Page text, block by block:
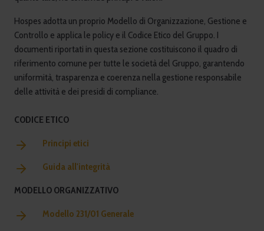
Hospes adotta un proprio Modello di Organizzazione, Gestione e
Controllo e applica le policy e il Codice Etico del Gruppo. I
documenti riportati in questa sezione costituiscono il quadro di
riferimento comune per tutte le società del Gruppo, garantendo
uniformità, trasparenza e coerenza nella gestione responsabile
delle attività e dei presidi di compliance.
CODICE ETICO
Principi etici
Guida all'integrità
MODELLO ORGANIZZATIVO
Modello 231/01 Generale